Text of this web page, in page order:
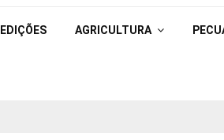
EDIÇÕES AGRICULTURA